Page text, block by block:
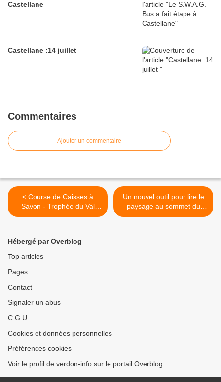
Castellane
Castellane :14 juillet
Commentaires
Ajouter un commentaire
< Course de Caisses à
Savon - Trophée du Val
d’Allos
Un nouvel outil pour lire le
paysage au sommet du
Roc, Castellane >
Hébergé par Overblog
Top articles
Pages
Contact
Signaler un abus
C.G.U.
Cookies et données personnelles
Préférences cookies
Voir le profil de verdon-info sur le portail Overblog